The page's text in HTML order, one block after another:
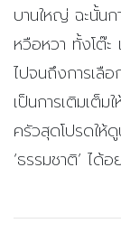
บานใหญ่ ฉะนั้นก
หวือหวา ทั้งโต๊
ไปจนถึงการเลื
เป็นการเติมเต็
ครัวสุดโปรดให้
‘ธรรมชาติ’ ได้